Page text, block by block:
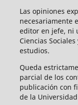
Las opiniones
necesariamente
editor en jefe, ni
Ciencias
estudios.
Queda
parcial de los
publicación con
de la